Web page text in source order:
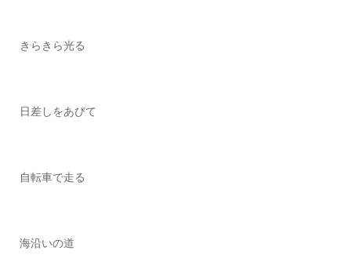
きらきら光る
日差しをあびて
自転車で走る
海沿いの道